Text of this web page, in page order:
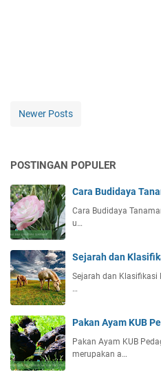
Newer Posts
POSTINGAN POPULER
Cara Budidaya
Cara Budidaya
u…
Sejarah dan
Sejarah dan Klasifikasi
…
Pakan Ayam KUB
Pakan Ayam KUB
merupakan a…